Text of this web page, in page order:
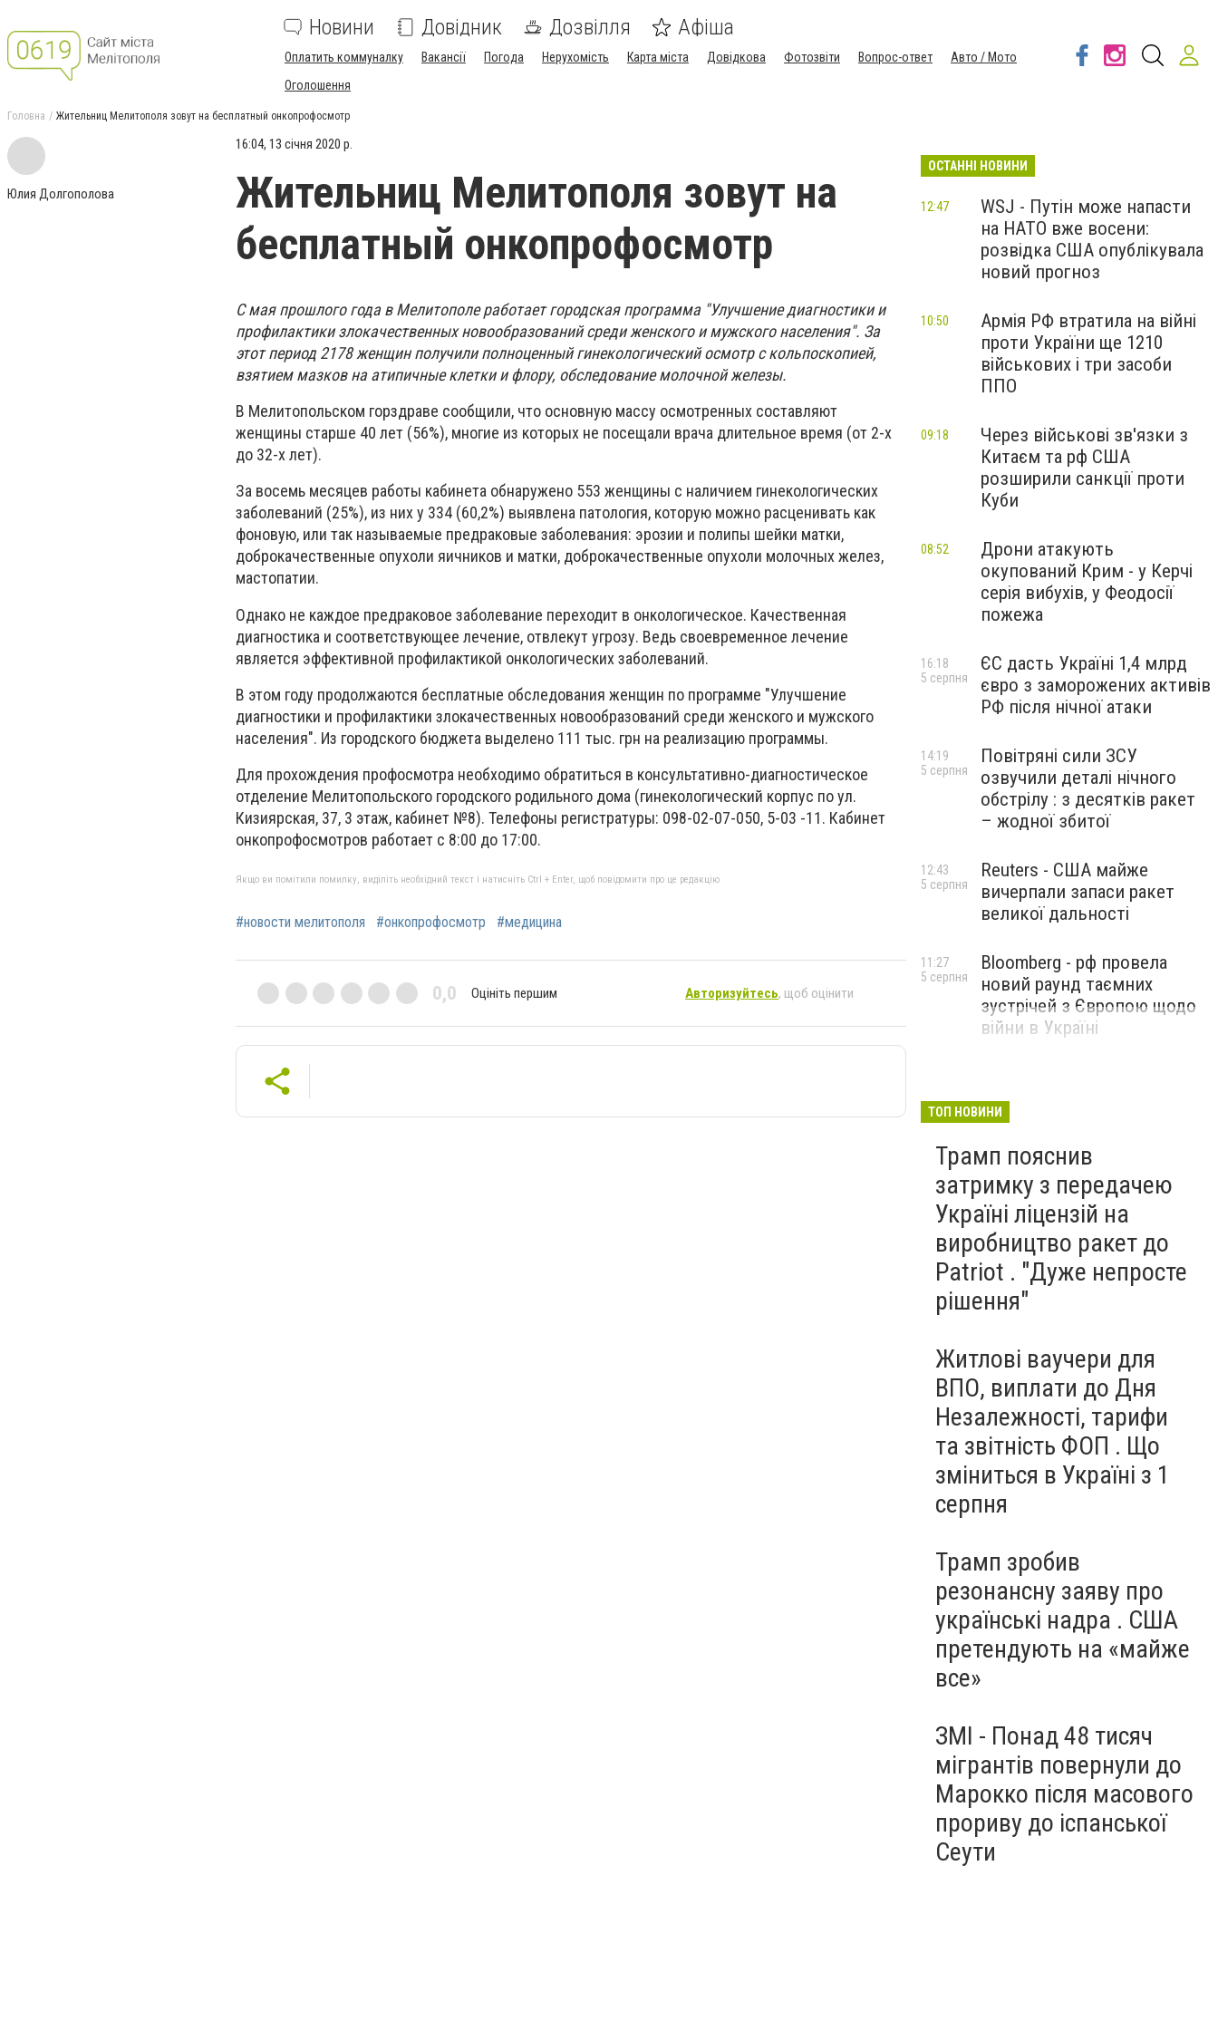
Новини Довідник Дозвілля Афіша
Оплатить коммуналку Вакансії Погода Нерухомість Карта міста Довідкова Фотозвіти Вопрос-ответ
Авто / Мото
Оголошення
Головна Жительниц Мелитополя зовут на бесплатный онкопрофосмотр
Юлия Долгополова
16:04, 13 січня 2020 р.
Жительниц Мелитополя зовут на
бесплатный онкопрофосмотр
С мая прошлого года в Мелитополе работает городская программа "Улучшение диагностики и
профилактики злокачественных новообразований среди женского и мужского населения". За
этот период 2178 женщин получили полноценный гинекологический осмотр с кольпоскопией,
взятием мазков на атипичные клетки и флору, обследование молочной железы.
В Мелитопольском горздраве сообщили, что основную массу осмотренных составляют
женщины старше 40 лет (56%), многие из которых не посещали врача длительное время (от 2-х
до 32-х лет).
За восемь месяцев работы кабинета обнаружено 553 женщины с наличием гинекологических
заболеваний (25%), из них у 334 (60,2%) выявлена ​​патология, которую можно расценивать как
фоновую, или так называемые предраковые заболевания: эрозии и полипы шейки матки,
доброкачественные опухоли яичников и матки, доброкачественные опухоли молочных желез,
мастопатии.
Однако не каждое предраковое заболевание переходит в онкологическое. Качественная
диагностика и соответствующее лечение, отвлекут угрозу. Ведь своевременное лечение
является эффективной профилактикой онкологических заболеваний.
В этом году продолжаются бесплатные обследования женщин по программе "Улучшение
диагностики и профилактики злокачественных новообразований среди женского и мужского
населения". Из городского бюджета выделено 111 тыс. грн на реализацию программы.
Для прохождения профосмотра необходимо обратиться в консультативно-диагностическое
отделение Мелитопольского городского родильного дома (гинекологический корпус по ул.
Кизиярская, 37, 3 этаж, кабинет №8). Телефоны регистратуры: 098-02-07-050, 5-03 -11. Кабинет
онкопрофосмотров работает с 8:00 до 17:00.
Якщо ви помітили помилку, виділіть необхідний текст і натисніть Ctrl + Enter, щоб повідомити про це редакцію
#новости мелитополя #онкопрофосмотр #медицина
0,0 Оцініть першим Авторизуйтесь, щоб оцінити
ОСТАННІ НОВИНИ
WSJ - Путін може напасти
на НАТО вже восени:
розвідка США опублікувала
новий прогноз
12:47
Армія РФ втратила на війні
проти України ще 1210
військових і три засоби
ППО
10:50
Через військові зв'язки з
Китаєм та рф США
розширили санкції проти
Куби
09:18
Дрони атакують
окупований Крим - у Керчі
серія вибухів, у Феодосії
пожежа
08:52
ЄС дасть Україні 1,4 млрд
євро з заморожених активів
РФ після нічної атаки
16:18
5 серпня
Повітряні сили ЗСУ
озвучили деталі нічного
обстрілу : з десятків ракет
– жодної збитої
14:19
5 серпня
Reuters - США майже
вичерпали запаси ракет
великої дальності
12:43
5 серпня
Bloomberg - рф провела
новий раунд таємних
зустрічей з Європою щодо
війни в Україні
11:27
5 серпня
ТОП НОВИНИ
Трамп пояснив
затримку з передачею
Україні ліцензій на
виробництво ракет до
Patriot . "Дуже непросте
рішення"
Житлові ваучери для
ВПО, виплати до Дня
Незалежності, тарифи
та звітність ФОП . Що
зміниться в Україні з 1
серпня
Трамп зробив
резонансну заяву про
українські надра . США
претендують на «майже
все»
ЗМІ - Понад 48 тисяч
мігрантів повернули до
Марокко після масового
прориву до іспанської
Сеути